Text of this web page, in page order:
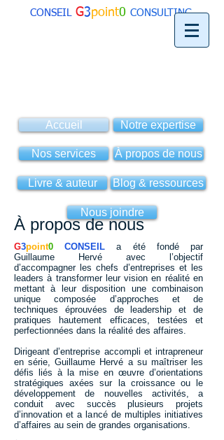
CONSEILG3point0 CONSULTING
Accueil Notre expertise
Nos services À propos de nous
Livre & auteur Blog & ressources
Nous joindre
À propos de nous
G3point0 CONSEILa été fondé par
Guillaume Hervé avec l’objectif
d’accompagner les chefs d’entreprises et les
leaders à transformer leur vision en réalité en
mettant à leur disposition une combinaison
unique composée d’approches et de
techniques éprouvées de leadership et de
pratiques hautement efficaces, testées et
perfectionnées dans la réalité des affaires.
Dirigeant d’entreprise accompli et intrapreneur
en série, Guillaume Hervé a su maîtriser les
défis liés à la mise en œuvre d’orientations
stratégiques axées sur la croissance ou le
développement de nouvelles activités, a
conduit avec succès plusieurs projets
d’innovation et a lancé de multiples initiatives
d’affaires au sein de grandes organisations.